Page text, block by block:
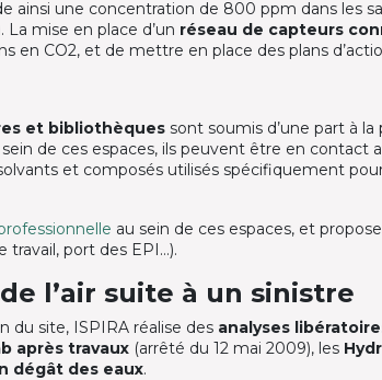
ainsi une concentration de 800 ppm dans
mise en place d’un réseau de capteurs
en CO2, et de mettre en place des plans
et bibliothèques sont soumis d’une part à
de ces espaces, ils peuvent être en
et composés utilisés spécifiquement
au sein de ces espaces, et
port des EPI…).
l’air suite à un sinistre
du site, ISPIRA réalise des analyses
après travaux (arrêté du 12 mai 2009), les
dégât des eaux.